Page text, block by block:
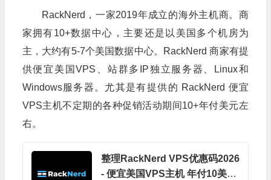
RackNerd，一家2019年成立的海外主机商。商
家拥有10+数据中心，主要还是以美国多个机房为
主，大约有5-7个美国数据中心。RackNerd 商家有提
供便宜美国VPS、站群多IP独立服务器、Linux和
Windows服务器。尤其是有提供的 RackNerd 便宜
VPS主机不定期的各种促销活动期间10+年付美元左
右。
整理RackNerd VPS优惠码2026
- 便宜美国VPS主机 年付10美元